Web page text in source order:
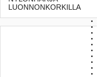
LUONNONKORKILLA